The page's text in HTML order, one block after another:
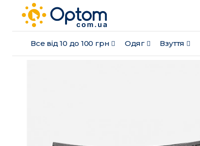
Все від 10 до 100 грн Одяг Взуття